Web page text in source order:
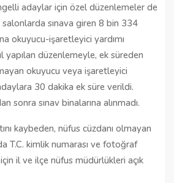
adaylar için özel düzenlemeler de
sınava giren 8 bin 334
okuyucu-işaretleyici yardımı
yapılan düzenlemeyle, ek süreden
okuyucu veya işaretleyici
30 dakika ek süre verildi.
sonra sınav binalarına alınmadı.
kaybeden, nüfus cüzdanı olmayan
T.C. kimlik numarası ve fotoğraf
il ve ilçe nüfus müdürlükleri açık